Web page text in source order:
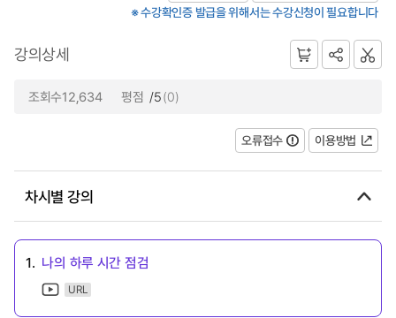
※ 수강확인증 발급을 위해서는 수강신청이 필요합니다
강의상세
조회수12,634 평점 /5(0)
오류접수 이용방법
차시별 강의
1. 나의 하루 시간 점검
URL